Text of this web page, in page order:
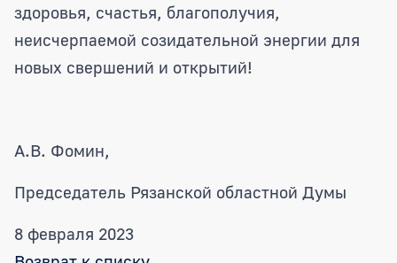
здоровья, счастья, благополучия,
неисчерпаемой созидательной энергии для
новых свершений и открытий!
А.В. Фомин,
Председатель Рязанской областной Думы
8 февраля 2023